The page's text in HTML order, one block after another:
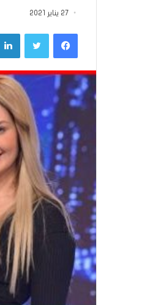
27 يناير 2021
فيسبوكتويتر